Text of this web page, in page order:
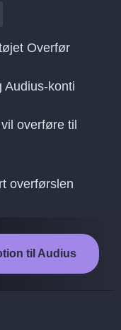
Overfør
Audius-konti
overføre til
overførslen
til Audius